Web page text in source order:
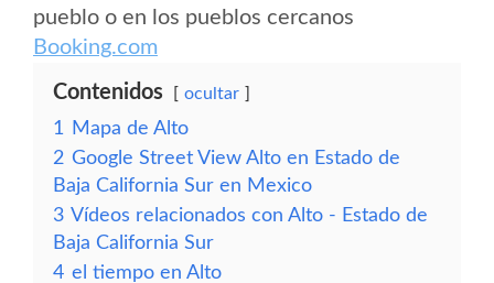
pueblo o en los pueblos cercanos
Booking.com
Contenidos ocultar
1
Mapa de Alto
2 Google Street View Alto en Estado de
Baja California Sur en Mexico
3 Vídeos relacionados con Alto - Estado de
Baja California Sur
4 el tiempo en Alto